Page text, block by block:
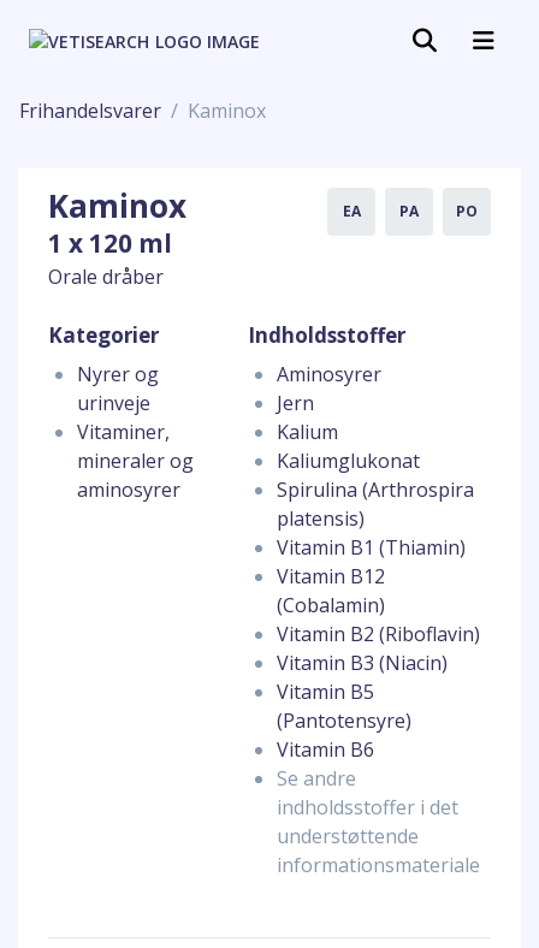
Frihandelsvarer Kaminox
Kaminox
1 x 120 ml
Orale dråber
EA PA PO
Kategorier
Nyrer og
urinveje
Vitaminer,
mineraler og
aminosyrer
Indholdsstoffer
Aminosyrer
Jern
Kalium
Kaliumglukonat
Spirulina (Arthrospira
platensis)
Vitamin B1 (Thiamin)
Vitamin B12
(Cobalamin)
Vitamin B2 (Riboflavin)
Vitamin B3 (Niacin)
Vitamin B5
(Pantotensyre)
Vitamin B6
Se andre
indholdsstoffer i det
understøttende
informationsmateriale